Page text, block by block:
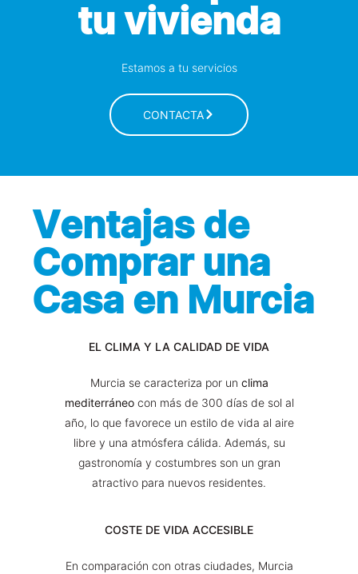
tu vivienda
Estamos a tu servicios
CONTACTA
Ventajas de
Comprar una
Casa en Murcia
EL CLIMA Y LA CALIDAD DE VIDA
Murcia se caracteriza por un clima
mediterráneocon más de 300 días de sol al
año, lo que favorece un estilo de vida al aire
libre y una atmósfera cálida. Además, su
gastronomía y costumbres son un gran
atractivo para nuevos residentes.
COSTE DE VIDA ACCESIBLE
En comparación con otras ciudades, Murcia